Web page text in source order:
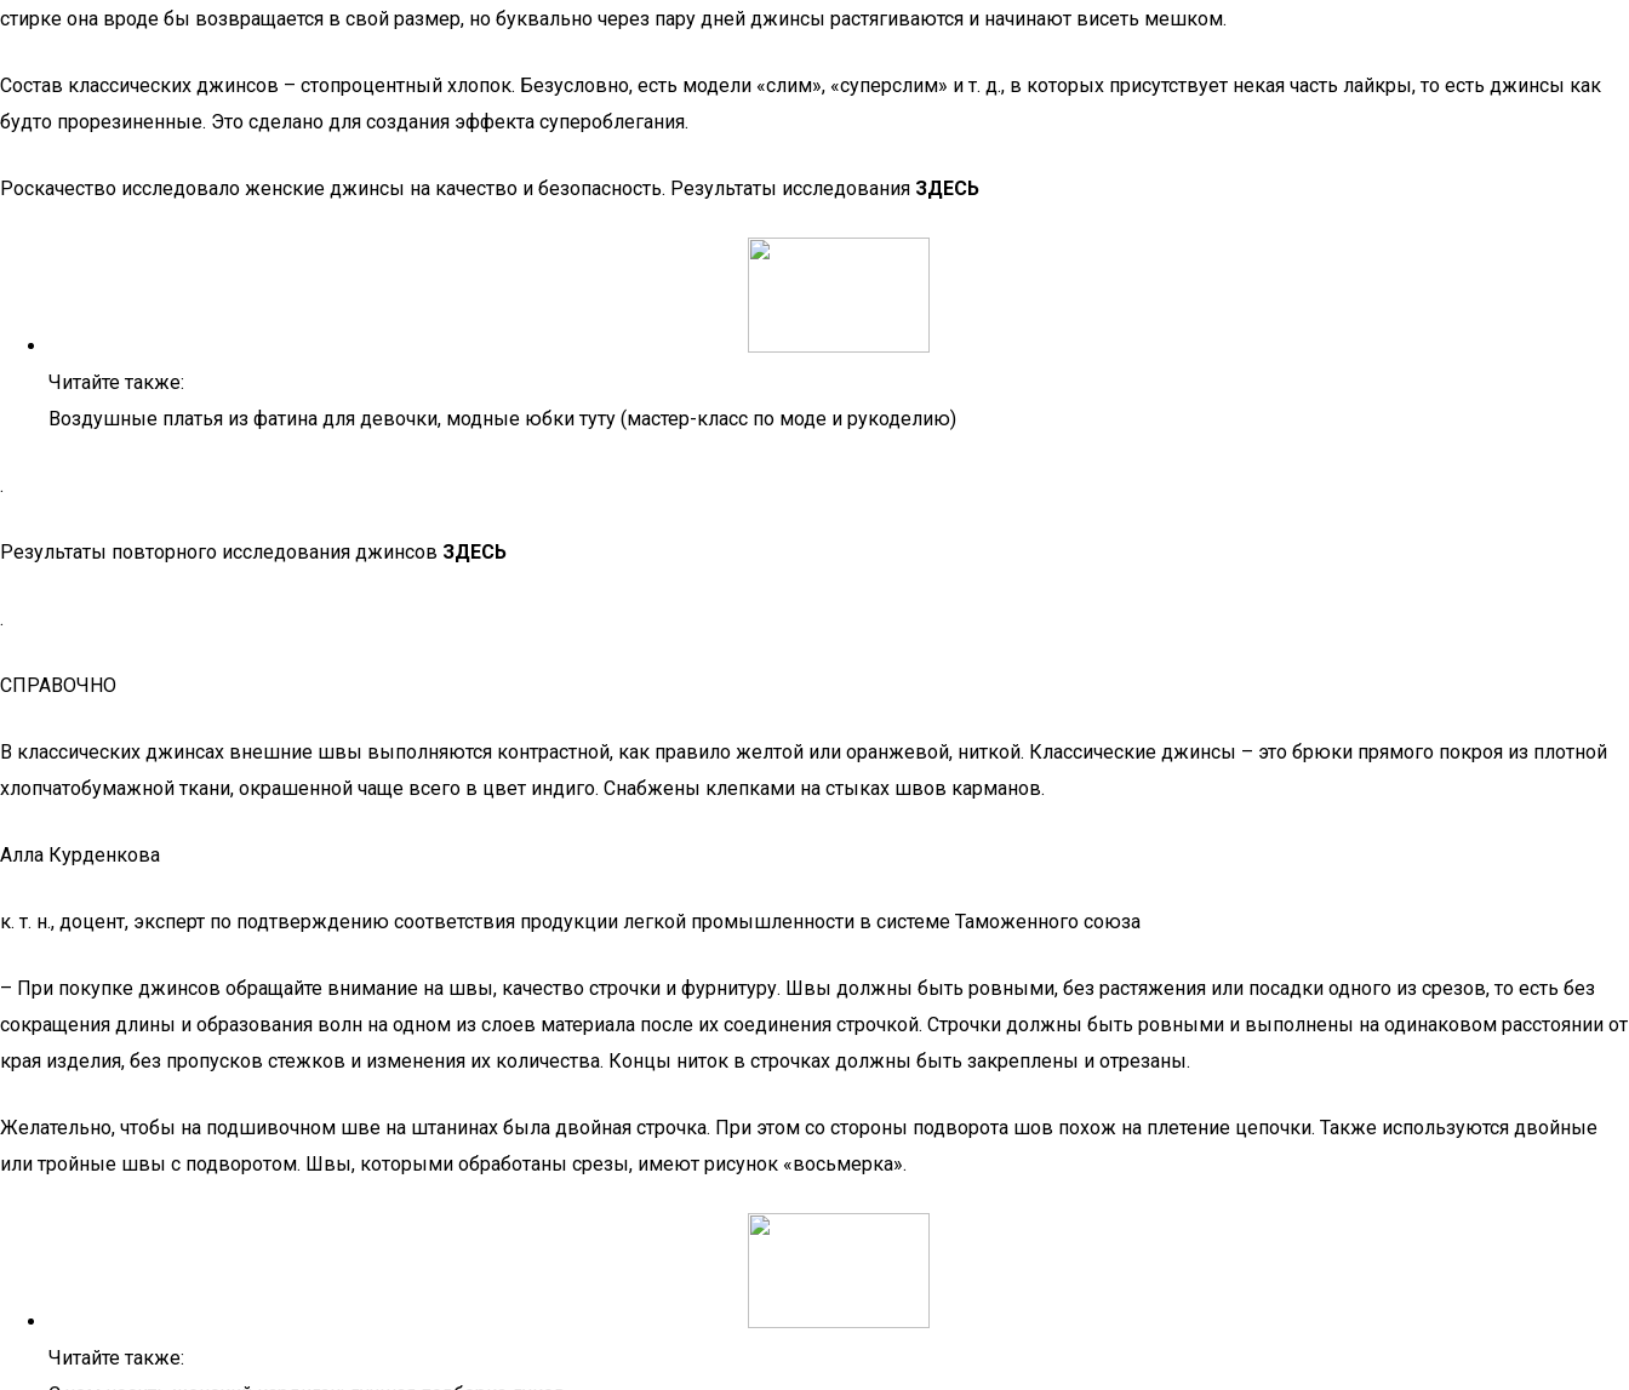
стирке она вроде бы возвращается в свой размер, но буквально через пару дней джинсы растягиваются и начинают висеть мешком.
Состав классических джинсов – стопроцентный хлопок. Безусловно, есть модели «слим», «суперслим» и т. д., в которых присутствует некая часть лайкры, то есть джинсы как
будто прорезиненные. Это сделано для создания эффекта супероблегания.
Роскачество исследовало женские джинсы на качество и безопасность. Результаты исследования ЗДЕСЬ
Читайте также:
Воздушные платья из фатина для девочки, модные юбки туту (мастер-класс по моде и рукоделию)
.
Результаты повторного исследования джинсов ЗДЕСЬ
.
СПРАВОЧНО
В классических джинсах внешние швы выполняются контрастной, как правило желтой или оранжевой, ниткой. Классические джинсы – это брюки прямого покроя из плотной
хлопчатобумажной ткани, окрашенной чаще всего в цвет индиго. Снабжены клепками на стыках швов карманов.
Алла Курденкова
к. т. н., доцент, эксперт по подтверждению соответствия продукции легкой промышленности в системе Таможенного союза
– При покупке джинсов обращайте внимание на швы, качество строчки и фурнитуру. Швы должны быть ровными, без растяжения или посадки одного из срезов, то есть без
сокращения длины и образования волн на одном из слоев материала после их соединения строчкой. Строчки должны быть ровными и выполнены на одинаковом расстоянии от
края изделия, без пропусков стежков и изменения их количества. Концы ниток в строчках должны быть закреплены и отрезаны.
Желательно, чтобы на подшивочном шве на штанинах была двойная строчка. При этом со стороны подворота шов похож на плетение цепочки. Также используются двойные
или тройные швы с подворотом. Швы, которыми обработаны срезы, имеют рисунок «восьмерка».
Читайте также: